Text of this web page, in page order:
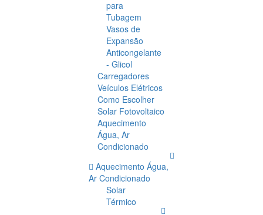
para
Tubagem
Vasos de
Expansão
Anticongelante
- Glicol
Carregadores
Veículos Elétricos
Como Escolher
Solar Fotovoltaico
Aquecimento
Água, Ar
Condicionado
Aquecimento Água,
Ar Condicionado
Solar
Térmico